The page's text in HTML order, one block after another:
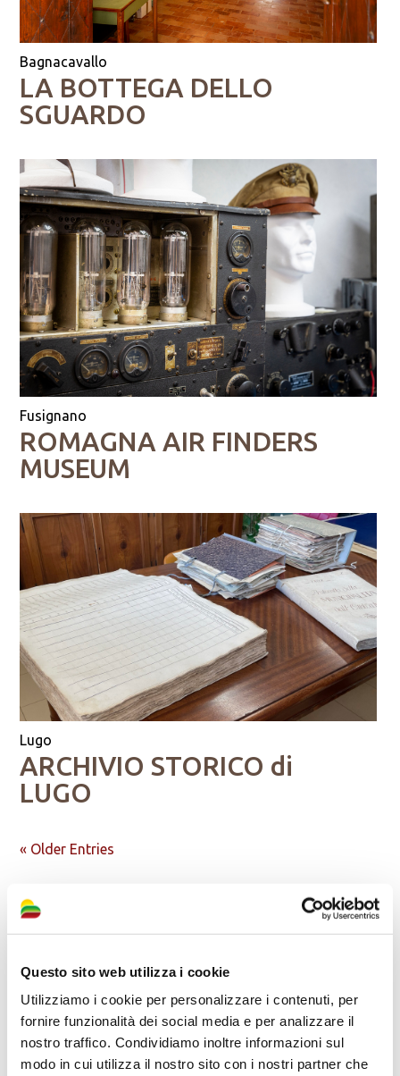
Questo sito web utilizza i cookie
Utilizziamo i cookie per personalizzare i contenuti, per
fornire funzionalità dei social media e per analizzare il
nostro traffico. Condividiamo inoltre informazioni sul
modo in cui utilizza il nostro sito con i nostri partner che
Bagnacavallo
LA BOTTEGA DELLO
SGUARDO
Fusignano
ROMAGNA AIR FINDERS
MUSEUM
Lugo
ARCHIVIO STORICO di
LUGO
« Older Entries
Use the buttons below and lose yourself in the wonders
to be discovered in Bassa Romagna, Terra di Cuore!